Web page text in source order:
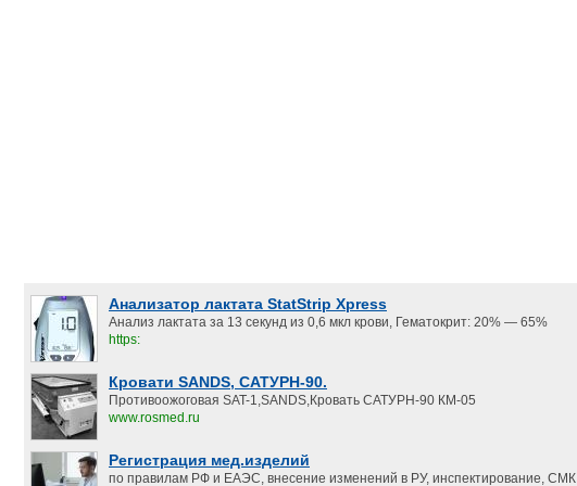
Анализатор лактата StatStrip Xpress
Анализ лактата за 13 секунд из 0,6 мкл крови, Гематокрит: 20% — 65%
https:
Кровати SANDS, САТУРН-90.
Противоожоговая SAT-1,SANDS,Кровать САТУРН-90 КМ-05
www.rosmed.ru
Регистрация мед.изделий
по правилам РФ и ЕАЭС, внесение изменений в РУ, инспектирование, СМК